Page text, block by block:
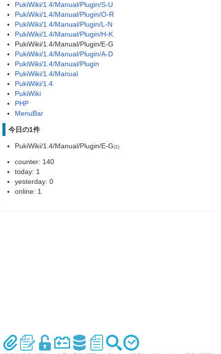
PukiWiki/1.4/Manual/Plugin/S-U
PukiWiki/1.4/Manual/Plugin/O-R
PukiWiki/1.4/Manual/Plugin/L-N
PukiWiki/1.4/Manual/Plugin/H-K
PukiWiki/1.4/Manual/Plugin/E-G
PukiWiki/1.4/Manual/Plugin/A-D
PukiWiki/1.4/Manual/Plugin
PukiWiki/1.4/Manual
PukiWiki/1.4
PukiWiki
PHP
MenuBar
今日の1件
PukiWiki/1.4/Manual/Plugin/E-G(1)
counter: 140
today: 1
yesterday: 0
online: 1